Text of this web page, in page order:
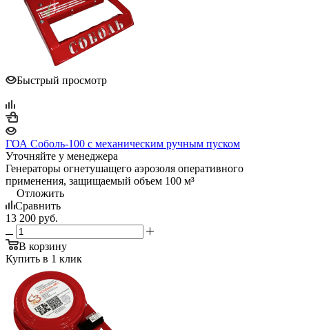
Быстрый просмотр
ГОА Соболь-100 с механическим ручным пуском
Уточняйте у менеджера
Генераторы огнетушащего аэрозоля оперативного
применения, защищаемый объем 100 м³
Отложить
Сравнить
13 200 руб.
В корзину
Купить в 1 клик